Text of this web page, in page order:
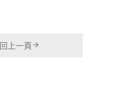
回上一頁